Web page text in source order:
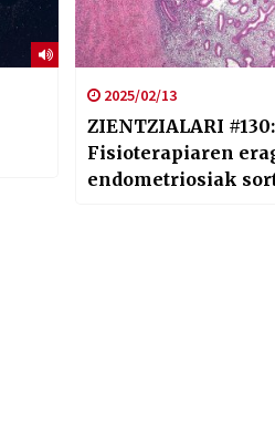
2025/02/13
ZIENTZIALARI #130:
Fisioterapiaren
endometriosiak